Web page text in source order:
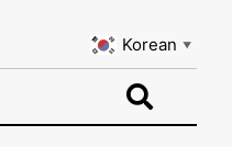
Korean ▼